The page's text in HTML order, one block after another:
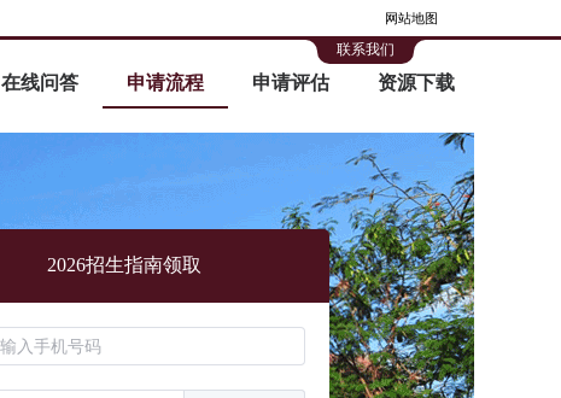
网站地图
在线问答 申请流程 申请评估 资源下载
联系我们
2026招生指南领取